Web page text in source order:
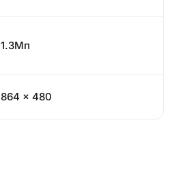
1.3Мп
864 x 480